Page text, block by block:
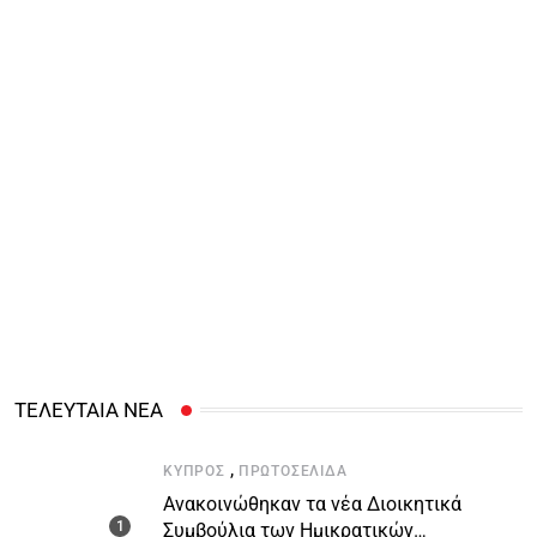
ΤΕΛΕΥΤΑΙΑ ΝΕΑ
ΚΎΠΡΟΣ , ΠΡΩΤΟΣΈΛΙΔΑ
Ανακοινώθηκαν τα νέα Διοικητικά
Συμβούλια των Ημικρατικών